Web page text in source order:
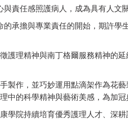
責任感照護病人，成為具有人文
承擔與專業責任的開始，期許學
護理精神與南丁格爾服務精神的
作，並巧妙運用點滴架作為花
的科學精神與藝術美感，為加冠
院持續培育優秀護理人才、深耕